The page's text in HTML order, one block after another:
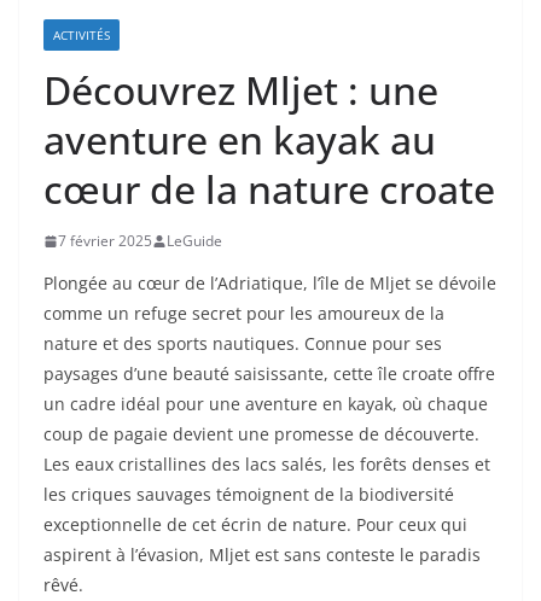
ACTIVITÉS
Découvrez Mljet : une
aventure en kayak au
cœur de la nature croate
7 février 2025 LeGuide
Plongée au cœur de l’Adriatique, l’île de Mljet se dévoile
comme un refuge secret pour les amoureux de la
nature et des sports nautiques. Connue pour ses
paysages d’une beauté saisissante, cette île croate offre
un cadre idéal pour une aventure en kayak, où chaque
coup de pagaie devient une promesse de découverte.
Les eaux cristallines des lacs salés, les forêts denses et
les criques sauvages témoignent de la biodiversité
exceptionnelle de cet écrin de nature. Pour ceux qui
aspirent à l’évasion, Mljet est sans conteste le paradis
rêvé.